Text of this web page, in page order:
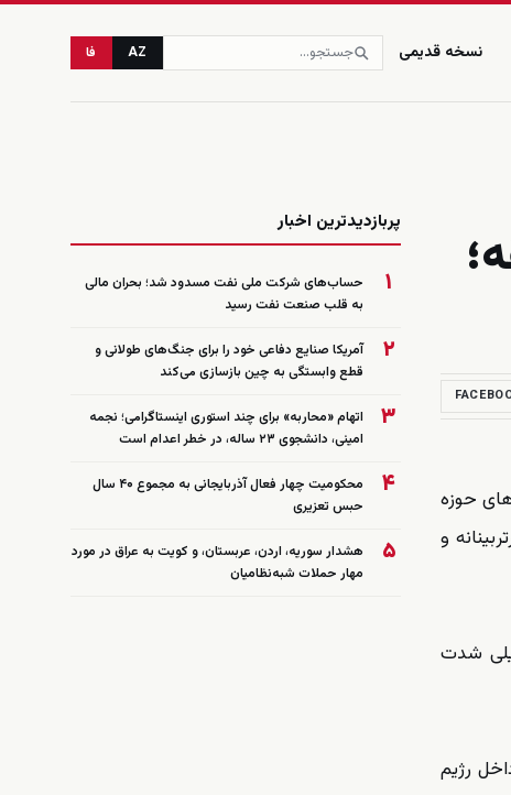
نسخه قدیمی AZ فا
حوزه
و
شدت
رژیم
پربازدیدترین اخبار
۱
حساب‌های شرکت ملی نفت مسدود شد؛ بحران مالی
به قلب صنعت نفت رسید
۲
آمریکا صنایع دفاعی خود را برای جنگ‌های طولانی و
قطع وابستگی به چین بازسازی می‌کند
۳
اتهام «محاربه» برای چند استوری اینستاگرامی؛ نجمه
امینی، دانشجوی ۲۳ ساله، در خطر اعدام است
۴
محکومیت چهار فعال آذربایجانی به مجموع ۴۰ سال
حبس تعزیری
۵
هشدار سوریه، اردن، عربستان، و کویت به عراق در مورد
مهار حملات شبه‌نظامیان